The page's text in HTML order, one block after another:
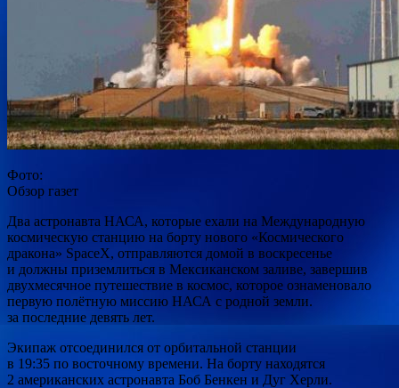
Фото:
Обзор газет
Два астронавта НАСА, которые ехали на Международную
космическую станцию ​​на борту нового «Космического
дракона» SpaceX, отправляются домой в воскресенье
и должны приземлиться в Мексиканском заливе, завершив
двухмесячное путешествие в космос, которое ознаменовало
первую полётную миссию НАСА с родной земли.
за последние девять лет.
Экипаж отсоединился от орбитальной станции
в 19:35 по восточному времени. На борту находятся
2 американских астронавта Боб Бенкен и Дуг Херли.